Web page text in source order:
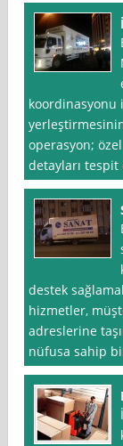
koordinasyonu
operasyon;
detayları
destek
hizmetler,
adreslerine
nüfusa sahip